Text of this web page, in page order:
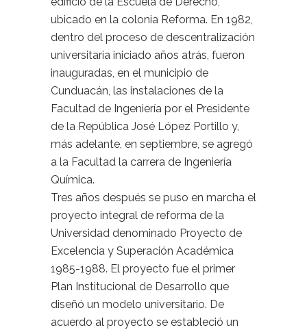
ubicado en la colonia Reforma. En 1982,
dentro del proceso de descentralización
universitaria iniciado años atrás, fueron
inauguradas, en el municipio de
Cunduacán, las instalaciones de la
Facultad de Ingeniería por el Presidente
de la República José López Portillo y,
más adelante, en septiembre, se agregó
a la Facultad la carrera de Ingeniería
Química.
Tres años después se puso en marcha el
proyecto integral de reforma de la
Universidad denominado Proyecto de
Excelencia y Superación Académica
1985-1988. El proyecto fue el primer
Plan Institucional de Desarrollo que
diseñó un modelo universitario. De
acuerdo al proyecto se estableció un